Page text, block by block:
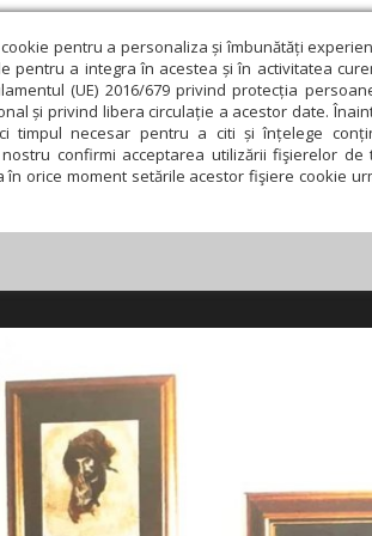
pentru a personaliza și îmbunătăți
pentru a integra în acestea și în activitatea
(UE) 2016/679 privind protecția
și privind libera circulație a acestor date.
timpul necesar pentru a citi și înțelege
confirmi acceptarea utilizării fişierelor de
în orice moment setările acestor fişiere cookie